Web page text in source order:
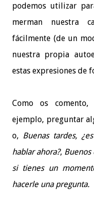
podemos utilizar
merman nuestra
fácilmente (de un
nuestra propia
estas expresiones de
Como os comento,
ejemplo, preguntar
o, Buenas tardes,
hablar ahora?, Buenos
si tienes un
hacerle una pregunta.